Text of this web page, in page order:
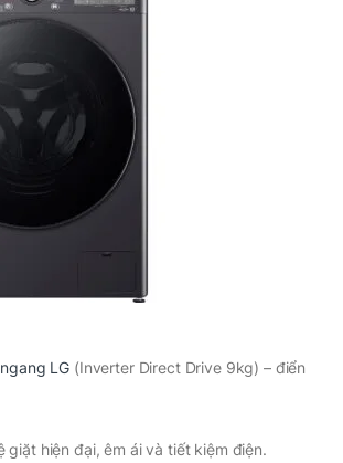
LG (Inverter Direct Drive 9kg) – điển
giặt hiện đại, êm ái và tiết kiệm điện.